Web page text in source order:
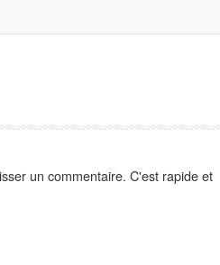
un commentaire. C'est rapide et